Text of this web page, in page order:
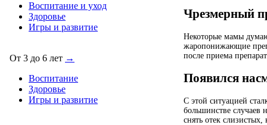
Воспитание и уход
Здоровье
Игры и развитие
От 3 до 6 лет →
Воспитание
Здоровье
Игры и развитие
Чрезмерный
Некоторые мамы
жаропонижающие
после приема
Появился
С этой ситуацией
большинстве случаев
снять отек